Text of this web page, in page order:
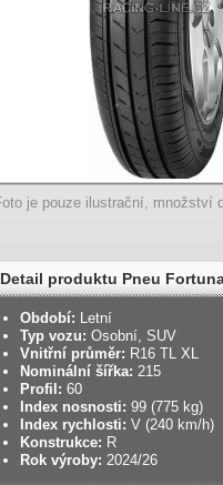
je pouze ilustrační, množství
Detail produktu Pneu
Období: Letní
Typ vozu: Osobní, SUV
Vnitřní průměr: R16 TL XL
Nominální šířka: 215
Profil: 60
Index nosnosti: 99 (775 kg)
Index rychlosti: V (240 km/h)
Konstrukce: R
Rok výroby: 2024/26